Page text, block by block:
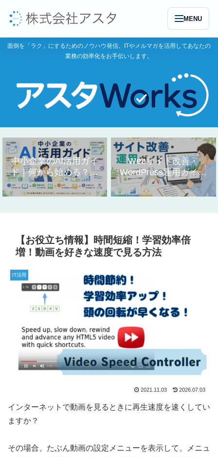
MENU
面倒を「ラク」にするためのノウハウ発信。ITやメルマガを活用してあなたの
業務の効率化をお手伝いします。
中小企業のAI活用ガイ
ド｜何から始める？業
務別の使い方まとめ
Webサイト改善・
WordPress運用ガイド
｜作り方と直し方
【お役立ち情報】時間短縮！学習効率倍
増！動画を好きな速度で見る方法
IT活用
2021.11.03 2026.07.03
インターネットで動画を見るときに再生速度を速くしてい
ますか？
その場合、たぶん動画の設定メニューを表示して、メニュ